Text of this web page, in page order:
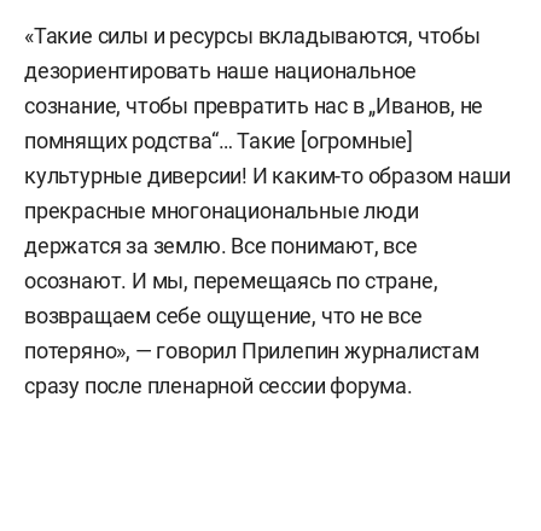
«Такие силы и ресурсы вкладываются, чтобы
дезориентировать наше национальное
сознание, чтобы превратить нас в „Иванов, не
помнящих родства“… Такие [огромные]
культурные диверсии! И каким-то образом наши
прекрасные многонациональные люди
держатся за землю. Все понимают, все
осознают. И мы, перемещаясь по стране,
возвращаем себе ощущение, что не все
потеряно», — говорил Прилепин журналистам
сразу после пленарной сессии форума.